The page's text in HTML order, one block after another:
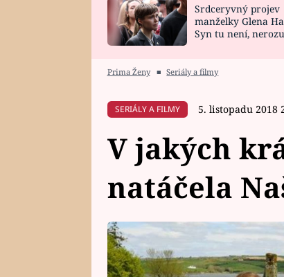
HOROSKOP NA
CELEBRITY
VAŘENÍ
Srdceryvný projev
manželky Glena
Syn tu není,
Prima Ženy ■ Seriály a filmy
SERIÁLY A FILMY 5. listopadu 2018
V jakých
natáčela